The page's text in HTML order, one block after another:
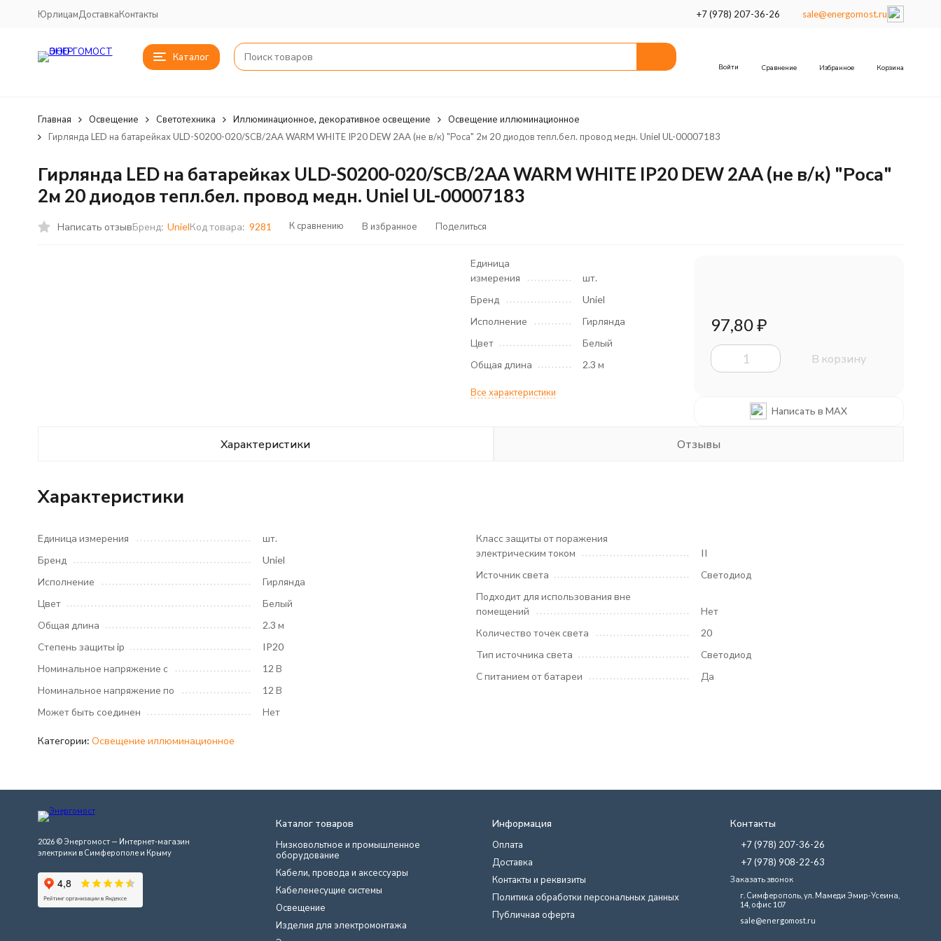
ЮрлицамДоставкаКонтакты +7 (978) 207-36-26 sale@energomost.ru
Каталог
Войти Сравнение Избранное Корзина
Главная Освещение Светотехника Иллюминационное, декоративное освещение
Освещение иллюминационное
Гирлянда LED на батарейках ULD-S0200-020/SСB/2AA WARM WHITE IP20 DEW 2AA (не в/к) "Роса" 2м 20 диодов тепл.бел. провод медн. Uniel UL-00007183
Гирлянда LED на батарейках ULD-S0200-020/SСB/2AA WARM WHITE IP20 DEW 2AA (не в/к) "Роса"
2м 20 диодов тепл.бел. провод медн. Uniel UL-00007183
Написать отзывБренд: UnielКод товара: 9281 К сравнению В избранное Поделиться
Единица
измерения
шт.
Бренд
Uniel
Исполнение
Гирлянда
Цвет
Белый
Общая длина
2.3 м
Все характеристики
97,80₽
В корзину
Написать в MAX
Характеристики Отзывы
Характеристики
Единица измерения
шт.
Бренд
Uniel
Исполнение
Гирлянда
Цвет
Белый
Общая длина
2.3 м
Степень защиты ip
IP20
Номинальное напряжение с
12 В
Номинальное напряжение по
12 В
Может быть соединен
Нет
Класс защиты от поражения
электрическим током
II
Источник света
Светодиод
Подходит для использования вне
помещений
Нет
Количество точек света
20
Тип источника света
Светодиод
С питанием от батареи
Да
Категории: Освещение иллюминационное
2026 © Энергомост — Интернет-магазин
электрики в Симферополе и Крыму
Каталог товаров
Низковольтное и промышленное
оборудование
Кабели, провода и аксессуары
Кабеленесущие системы
Освещение
Изделия для электромонтажа
Информация
Оплата
Доставка
Контакты и реквизиты
Политика обработки персональных данных
Публичная оферта
Контакты
+7 (978) 207-36-26
+7 (978) 908-22-63
Заказать звонок
г. Симферополь, ул. Мамеди Эмир-Усеина,
14, офис 107
sale@energomost.ru